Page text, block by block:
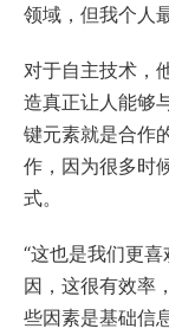
领域，但我个人
对于自主技术，
造真正让人能够
键元素就是合作
作，因为很多时
式。
“这也是我们更
因，这很有效率
些因素是基础信